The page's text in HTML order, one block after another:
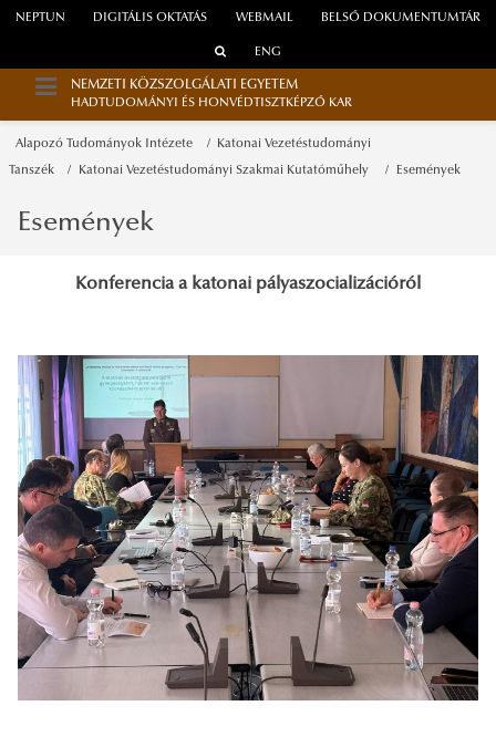
WEBMAIL
NEPTUN DIGITÁLIS OKTATÁS BELSŐ DOKUMENTUMTÁR
ENG
NEMZETI KÖZSZOLGÁLATI EGYETEM
HADTUDOMÁNYI ÉS HONVÉDTISZTKÉPZŐ KAR
Alapozó Tudományok Intézete Katonai Vezetéstudományi
Tanszék Katonai Vezetéstudományi Szakmai Kutatóműhely Események
Események
Konferencia a katonai pályaszocializációról